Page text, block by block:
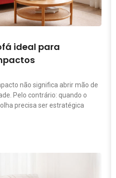
ideal para
não significa abrir mão de
Pelo contrário: quando o
precisa ser estratégica